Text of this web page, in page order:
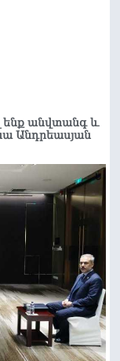
ենք անվտանգ և
Անդրեասյան